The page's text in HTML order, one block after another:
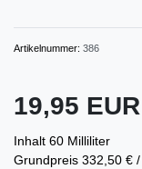
Artikelnummer: 386
19,95 EUR
Inhalt 60 Milliliter
Grundpreis 332,50 €